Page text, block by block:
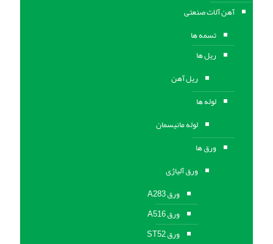
آهن آلات صنعتی
تسمه ها
ریل ها
ریل آهن
لوله ها
لوله مانیسمان
ورق ها
ورق آلیاژی
ورق A283
ورق A516
ورق ST52